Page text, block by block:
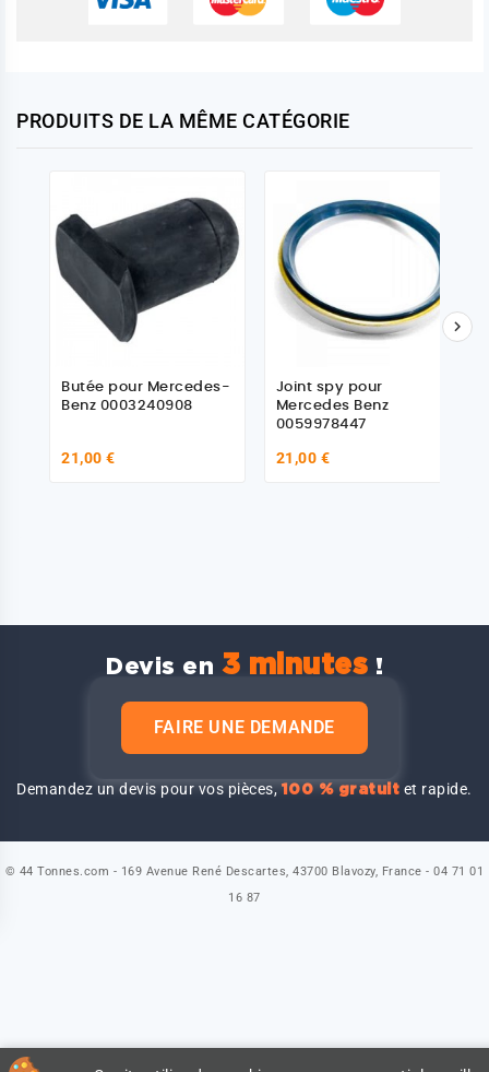
PRODUITS DE LA MÊME CATÉGORIE
Butée pour Mercedes-
Benz 0003240908
21,00 €
Joint spy pour
Mercedes Benz
0059978447
21,00 €

Devis en 3 minutes !
FAIRE UNE DEMANDE
Demandez un devis pour vos pièces,100 % gratuit et rapide.
© 44 Tonnes.com - 169 Avenue René Descartes, 43700 Blavozy, France - 04 71 01
16 87